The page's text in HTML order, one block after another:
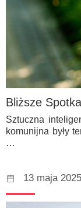
Bliższe
Sztuczna
komunijna były
…
13 maja 2025